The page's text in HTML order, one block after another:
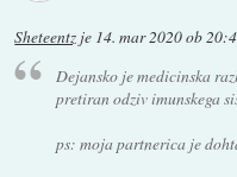
Sheteentz je 14. mar 2020 ob
Dejansko je medicinska
pretiran odziv imunskega
ps: moja partnerica je